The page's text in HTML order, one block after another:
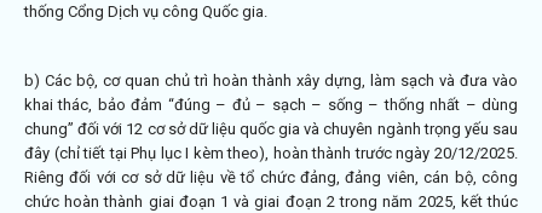
thống Cổng Dịch vụ công Quốc gia.
b) Các bộ, cơ quan chủ trì hoàn thành xây dựng, làm sạch và đưa vào
khai thác, bảo đảm “đúng – đủ – sạch – sống – thống nhất – dùng
chung” đối với 12 cơ sở dữ liệu quốc gia và chuyên ngành trọng yếu sau
đây (chỉ tiết tại Phụ lục I kèm theo), hoàn thành trước ngày 20/12/2025.
Riêng đối với cơ sở dữ liệu về tổ chức đảng, đảng viên, cán bộ, công
chức hoàn thành giai đoạn 1 và giai đoạn 2 trong năm 2025, kết thúc